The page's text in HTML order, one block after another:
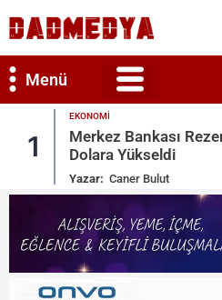
Menü
2
MGK
Vurgusu
Yazar: